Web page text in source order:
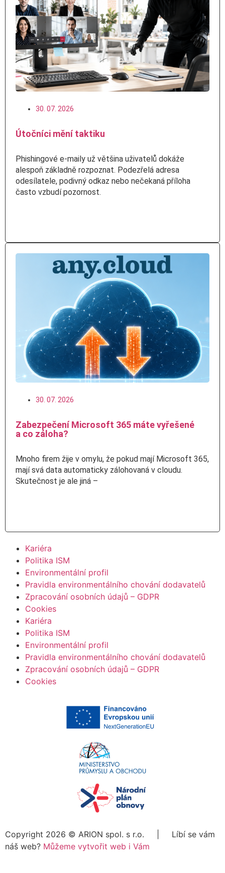
30. 07. 2026
Útočníci mění taktiku
Phishingové e-maily už většina uživatelů dokáže
alespoň základně rozpoznat. Podezřelá adresa
odesílatele, podivný odkaz nebo nečekaná příloha
často vzbudí pozornost.
30. 07. 2026
Zabezpečení Microsoft 365 máte vyřešené
a co záloha?
Mnoho firem žije v omylu, že pokud mají Microsoft 365,
mají svá data automaticky zálohovaná v cloudu.
Skutečnost je ale jiná –
Kariéra
Politika ISM
Environmentální profil
Pravidla environmentálního chování dodavatelů
Zpracování osobních údajů – GDPR
Cookies
Kariéra
Politika ISM
Environmentální profil
Pravidla environmentálního chování dodavatelů
Zpracování osobních údajů – GDPR
Cookies
Copyright 2026 © ARION spol. s r.o. | Líbí se vám
náš web? Můžeme vytvořit web i Vám